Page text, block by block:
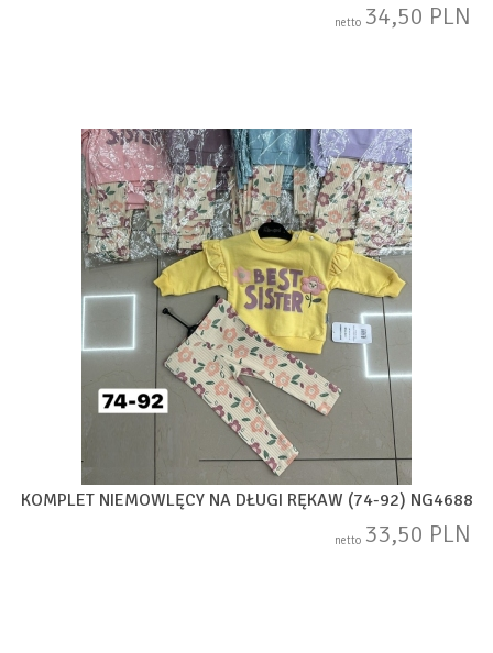
netto 34,50 PLN
KOMPLET NIEMOWLĘCY NA DŁUGI RĘKAW (74-92) NG4688
netto 33,50 PLN